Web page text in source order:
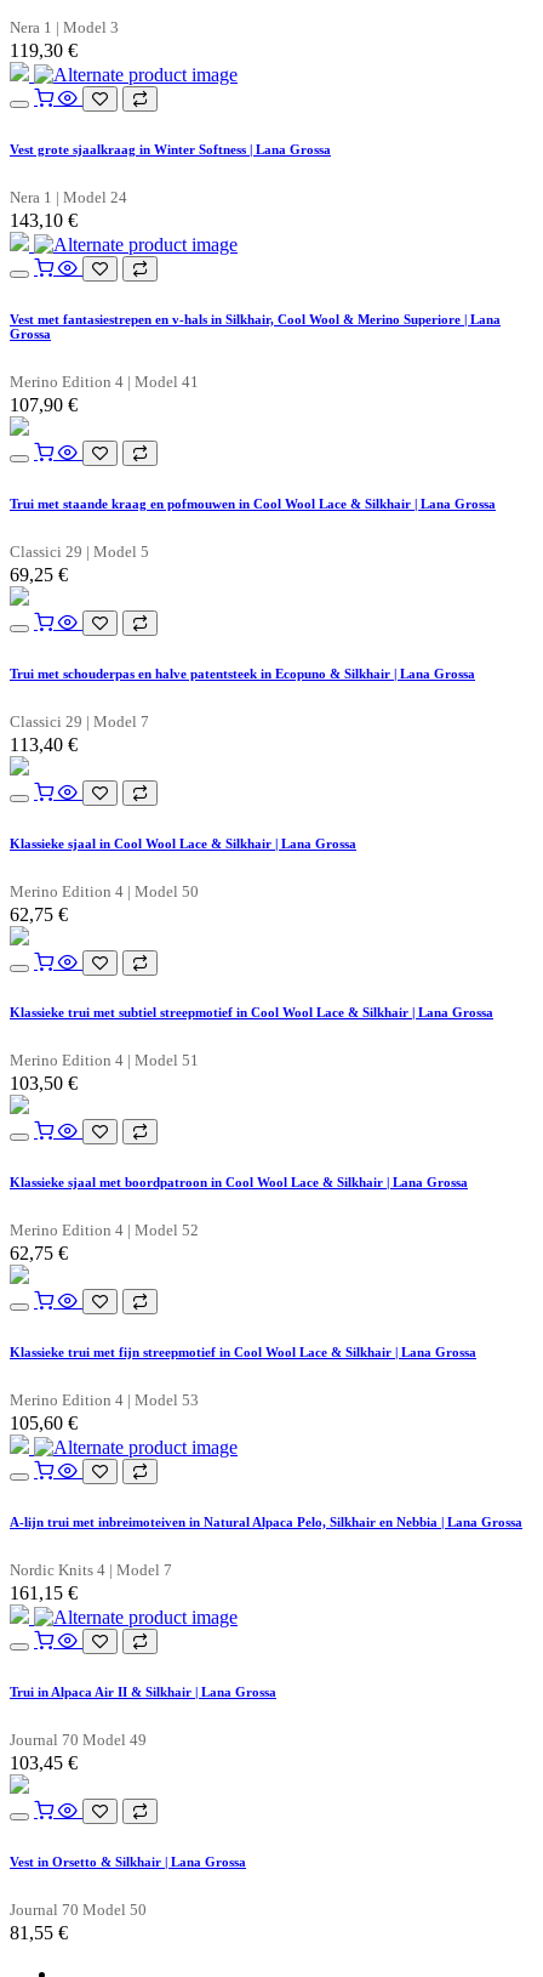
Nera 1 | Model 3
119,30 €
Vest grote sjaalkraag in Winter Softness | Lana Grossa
Nera 1 | Model 24
143,10 €
Vest met fantasiestrepen en v-hals in Silkhair, Cool Wool & Merino Superiore | Lana
Grossa
Merino Edition 4 | Model 41
107,90 €
Trui met staande kraag en pofmouwen in Cool Wool Lace & Silkhair | Lana Grossa
Classici 29 | Model 5
69,25 €
Trui met schouderpas en halve patentsteek in Ecopuno & Silkhair | Lana Grossa
Classici 29 | Model 7
113,40 €
Klassieke sjaal in Cool Wool Lace & Silkhair | Lana Grossa
Merino Edition 4 | Model 50
62,75 €
Klassieke trui met subtiel streepmotief in Cool Wool Lace & Silkhair | Lana Grossa
Merino Edition 4 | Model 51
103,50 €
Klassieke sjaal met boordpatroon in Cool Wool Lace & Silkhair | Lana Grossa
Merino Edition 4 | Model 52
62,75 €
Klassieke trui met fijn streepmotief in Cool Wool Lace & Silkhair | Lana Grossa
Merino Edition 4 | Model 53
105,60 €
A-lijn trui met inbreimoteiven in Natural Alpaca Pelo, Silkhair en Nebbia | Lana Grossa
Nordic Knits 4 | Model 7
161,15 €
Trui in Alpaca Air II & Silkhair | Lana Grossa
Journal 70 Model 49
103,45 €
Vest in Orsetto & Silkhair | Lana Grossa
Journal 70 Model 50
81,55 €